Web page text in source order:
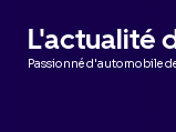
L'actualité
Passionné d'automobile